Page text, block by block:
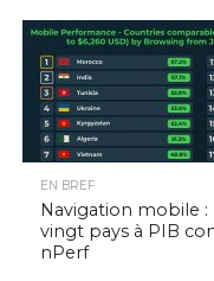
EN BREF
Navigation mobile :
vingt pays à PIB
nPerf